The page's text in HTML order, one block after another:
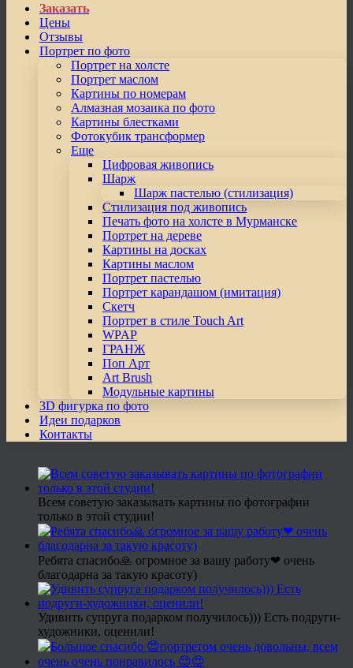
Заказать
Цены
Отзывы
Портрет по фото
Портрет на холсте
Портрет маслом
Картины по номерам
Алмазная мозаика по фото
Картины блестками
Фотокубик трансформер
Еще
Цифровая живопись
Шарж
Шарж пастелью (стилизация)
Стилизация под живопись
Печать фото на холсте в Мурманске
Портрет на дереве
Картины на досках
Картины маслом
Портрет пастелью
Портрет карандашом (имитация)
Скетч
Портрет в стиле Touch Art
WPAP
ГРАНЖ
Поп Арт
Art Brush
Модульные картины
3D фигурка по фото
Идеи подарков
Контакты
Всем советую заказывать картины по фотографии
только в этой студии!
Ребята спасибо🙏 огромное за вашу работу❤ очень
благодарна за такую красоту)
Удивить супруга подарком получилось))) Есть подруги-
художники, оценили!